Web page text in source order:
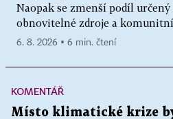
Naopak se zmenší podíl
obnovitelné zdroje a
6. 8. 2026 ▪ 6 min. čtení
KOMENTÁŘ
Místo klimatické krize